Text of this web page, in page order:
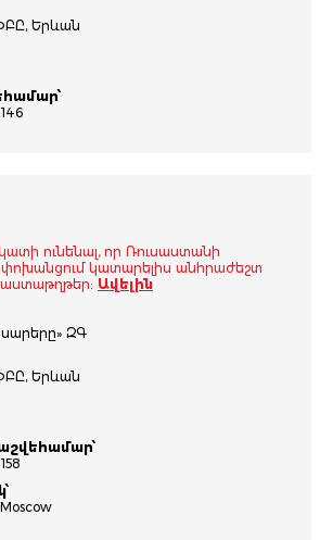
Երևան
ունենալ, որ Ռուսաստանի
փոխանցում կատարելիս անհրաժեշտ
Ավելին
ԶԳ
Երևան